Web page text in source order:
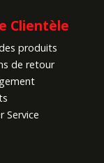
Clientèle
produits
de retour
Service